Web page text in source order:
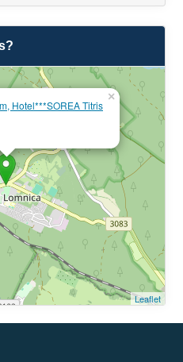
Hotel***SOREA Titris
×
Leaflet